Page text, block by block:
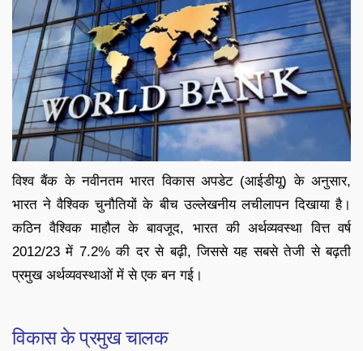
विश्व बैंक के नवीनतम भारत विकास अपडेट (आईडीयू) के अनुसार,
भारत ने वैश्विक चुनौतियों के बीच उल्लेखनीय लचीलापन दिखाया है।
कठिन वैश्विक माहौल के बावजूद, भारत की अर्थव्यवस्था वित्त वर्ष
2012/23 में 7.2% की दर से बढ़ी, जिससे यह सबसे तेजी से बढ़ती
प्रमुख अर्थव्यवस्थाओं में से एक बन गई।
विकास के प्रमुख चालक